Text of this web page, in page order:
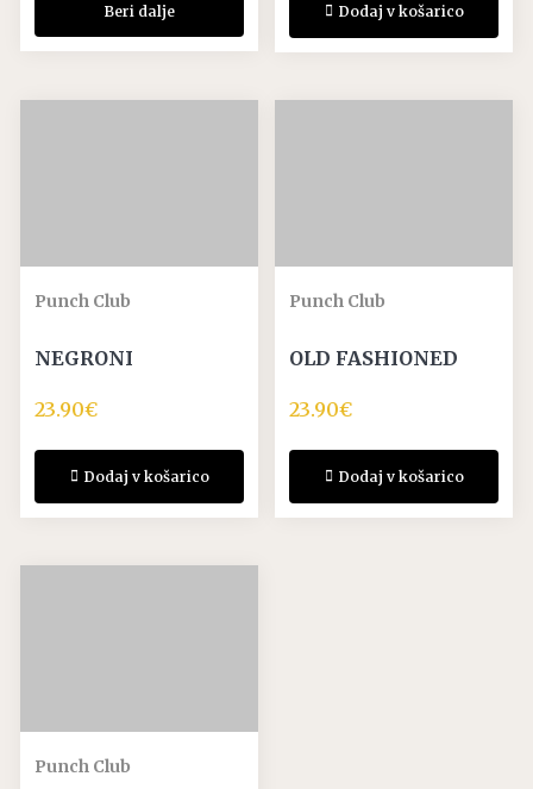
Beri dalje Dodaj v košarico
Punch Club
NEGRONI
23.90€
Dodaj v košarico
Punch Club
OLD FASHIONED
23.90€
Dodaj v košarico
Punch Club